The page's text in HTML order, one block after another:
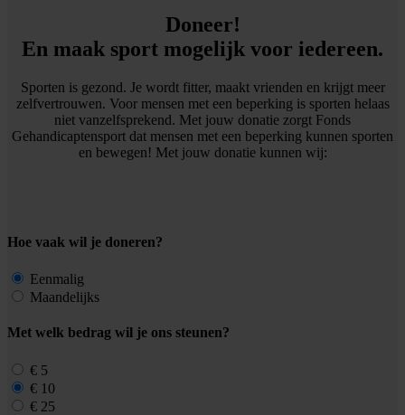
Doneer!
En maak sport mogelijk voor iedereen.
Sporten is gezond. Je wordt fitter, maakt vrienden en krijgt meer
zelfvertrouwen. Voor mensen met een beperking is sporten helaas
niet vanzelfsprekend. Met jouw donatie zorgt Fonds
Gehandicaptensport dat mensen met een beperking kunnen sporten
en bewegen! Met jouw donatie kunnen wij:
Hoe vaak wil je doneren?
Eenmalig
Maandelijks
Met welk bedrag wil je ons steunen?
€ 5
€ 10
€ 25